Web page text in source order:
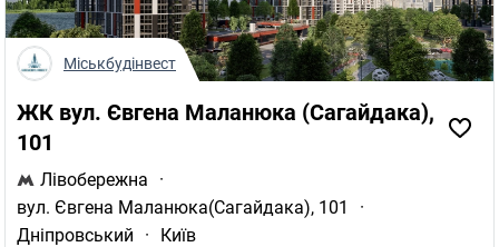
ЖК вул. Євгена Маланюка (Сагайдака),
101
Лівобережна
·
вул. Євгена Маланюка(Сагайдака), 101
·
Дніпровський
· Київ
Міськбудінвест